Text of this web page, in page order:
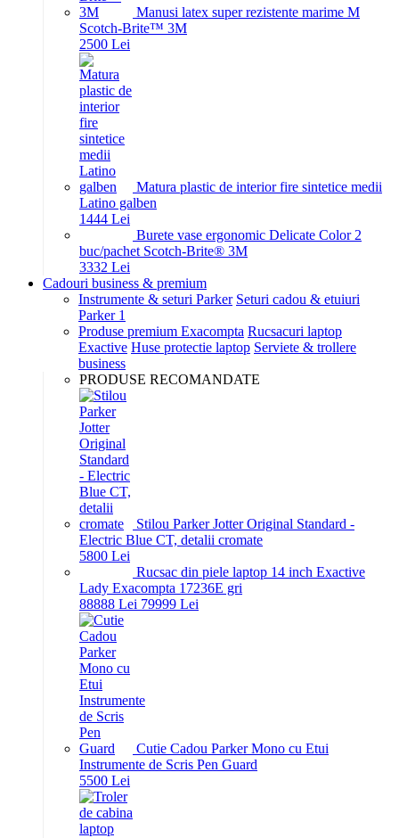
Manusi latex super rezistente marime M
Scotch-Brite™ 3M
2500 Lei
Matura plastic de interior fire sintetice medii
Latino galben
1444 Lei
Burete vase ergonomic Delicate Color 2
buc/pachet Scotch-Brite® 3M
3332 Lei
Cadouri business & premium
Instrumente & seturi Parker Seturi cadou & etuiuri
Parker 1
Produse premium Exacompta Rucsacuri laptop
Exactive Huse protectie laptop Serviete & trollere
business
PRODUSE RECOMANDATE
Stilou Parker Jotter Original Standard -
Electric Blue CT, detalii cromate
5800 Lei
Rucsac din piele laptop 14 inch Exactive
Lady Exacompta 17236E gri
88888 Lei 79999 Lei
Cutie Cadou Parker Mono cu Etui
Instrumente de Scris Pen Guard
5500 Lei